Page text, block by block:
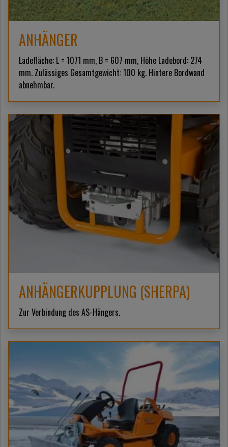
ANHÄNGER
Ladefläche: L = 1071 mm, B = 607 mm, Höhe Ladebord: 274
mm. Zulässiges Gesamtgewicht: 100 kg. Hintere Bordwand
abnehmbar.
ANHÄNGERKUPPLUNG (SHERPA)
Zur Verbindung des AS-Hängers.